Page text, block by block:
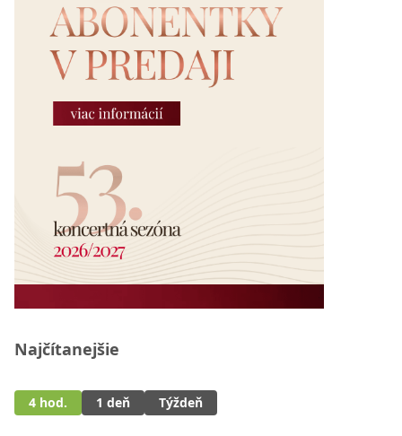
Najčítanejšie
4 hod. 1 deň Týždeň